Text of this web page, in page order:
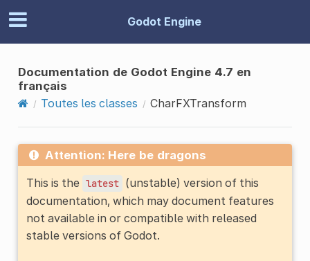
Godot Engine
Documentation de Godot Engine 4.7 en
français
Toutes les classes
CharFXTransform
Attention: Here be dragons
This is the latest (unstable) version of this
documentation, which may document features
not available in or compatible with released
stable versions of Godot.